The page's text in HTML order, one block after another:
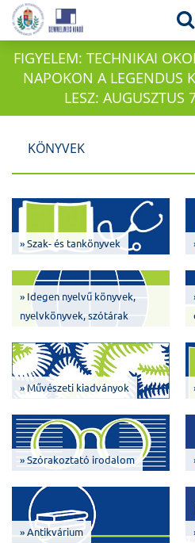
FIGYELEM: TECHNIKAI
NAPOKON A LEGENDUS
LESZ: AUGUSZTUS
KÖNYVEK
» Szak- és tankönyvek
» Idegen nyelvű könyvek,
nyelvkönyvek, szótárak
» Művészeti kiadványok
» Szórakoztató irodalom
» Antikvárium